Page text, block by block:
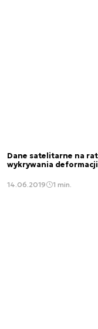
Dane satelitarne na
wykrywania
14.06.2019 1 min.